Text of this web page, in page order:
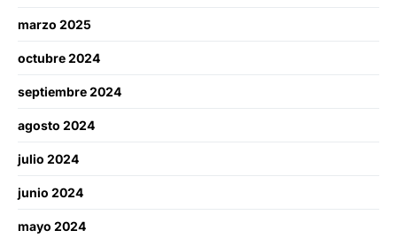
marzo 2025
octubre 2024
septiembre 2024
agosto 2024
julio 2024
junio 2024
mayo 2024